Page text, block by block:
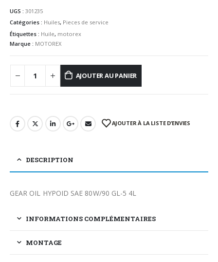
UGS : 301235
Catégories : Huiles, Pieces de service
Étiquettes : Huile, motorex
Marque : MOTOREX
AJOUTER AU PANIER
AJOUTER À LA LISTE D’ENVIES
DESCRIPTION
GEAR OIL HYPOID SAE 80W/90 GL-5 4L
INFORMATIONS COMPLÉMENTAIRES
MONTAGE